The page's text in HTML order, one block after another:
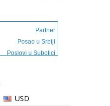
Partner
Posao u Srbiji
Poslovi u Subotici
USD